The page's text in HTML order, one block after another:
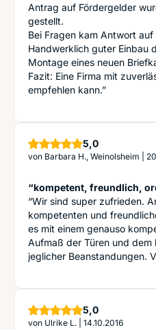
Antrag auf Fördergelder
gestellt.
Bei Fragen kam Antwort
Handwerklich guter Einbau
Montage eines neuen
Fazit: Eine Firma mit
empfehlen kann.”
5,0Sterne
von Barbara H., Weinolsheim
“kompetent, freundlich,
“Wir sind super zufrieden.
kompetenten und
es mit einem genauso
Aufmaß der Türen und dem
jeglicher Beanstandungen.
5,0Sterne
von Ulrike L. 14.10.2016